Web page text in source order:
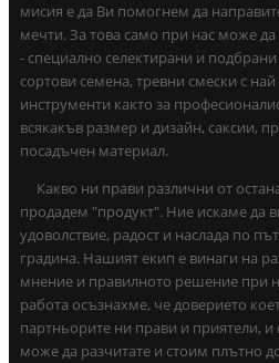
мисия е да Ви помогнем да
мечти. За това само при нас може
- специално селектирани и
сортови семена, тревни смески с
инструменти както за
всякакъв размер и дизайн, саксии,
посадъчен материал.
Какво ни прави различни от
продадем "продукт". Ние искаме да
удоволствие, радост и наслада по
градина. Нашият екип е винаги на
мнение и правилното решение при
работа осъзнахме, че доверието
партньорите ни прави и приятели,
може да разчитате и стоим плътно